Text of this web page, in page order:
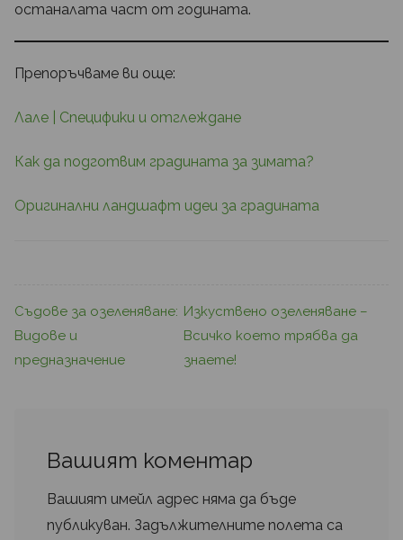
останалата част от годината.
Препоръчваме ви още:
Лале | Специфики и отглеждане
Как да подготвим градината за зимата?
Оригинални ландшафт идеи за градината
Съдове за озеленяване:
Видове и
предназначение
Изкуствено озеленяване –
Всичко което трябва да
знаете!
Вашият коментар
Вашият имейл адрес няма да бъде
публикуван. Задължителните полета са